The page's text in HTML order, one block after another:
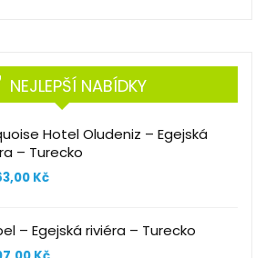
NEJLEPŠÍ NABÍDKY
Hotel Oludeniz – Egejská
– Turecko
Kč
– Egejská riviéra – Turecko